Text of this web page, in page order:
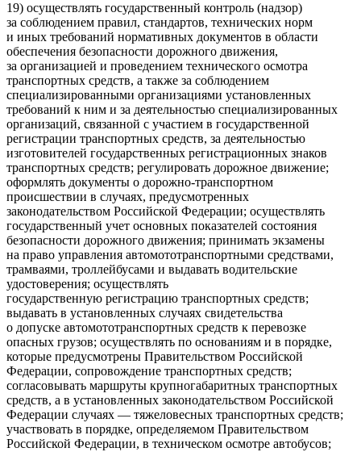
19) осуществлять государственный контроль (надзор)
за соблюдением правил, стандартов, технических норм
и иных требований нормативных документов в области
обеспечения безопасности дорожного движения,
за организацией и проведением технического осмотра
транспортных средств, а также за соблюдением
специализированными организациями установленных
требований к ним и за деятельностью специализированных
организаций, связанной с участием в государственной
регистрации транспортных средств, за деятельностью
изготовителей государственных регистрационных знаков
транспортных средств; регулировать дорожное движение;
оформлять документы о дорожно-транспортном
происшествии в случаях, предусмотренных
законодательством Российской Федерации; осуществлять
государственный учет основных показателей состояния
безопасности дорожного движения; принимать экзамены
на право управления автомототранспортными средствами,
трамваями, троллейбусами и выдавать водительские
удостоверения; осуществлять
государственную регистрацию транспортных средств;
выдавать в установленных случаях свидетельства
о допуске автомототранспортных средств к перевозке
опасных грузов; осуществлять по основаниям и в порядке,
которые предусмотрены Правительством Российской
Федерации, сопровождение транспортных средств;
согласовывать маршруты крупногабаритных транспортных
средств, а в установленных законодательством Российской
Федерации случаях — тяжеловесных транспортных средств;
участвовать в порядке, определяемом Правительством
Российской Федерации, в техническом осмотре автобусов;